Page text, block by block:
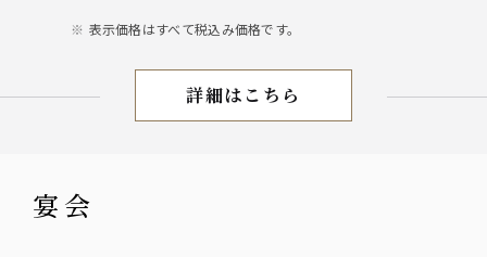
表示価格はすべて税込み価格です。
お盆限定
詳細はこちら
宴会